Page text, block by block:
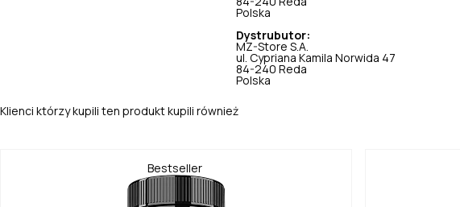
Polska
Dystrubutor:
MZ-Store S.A.
ul. Cypriana Kamila Norwida 47
84-240 Reda
Polska
Klienci którzy kupili ten produkt kupili również
Bestseller